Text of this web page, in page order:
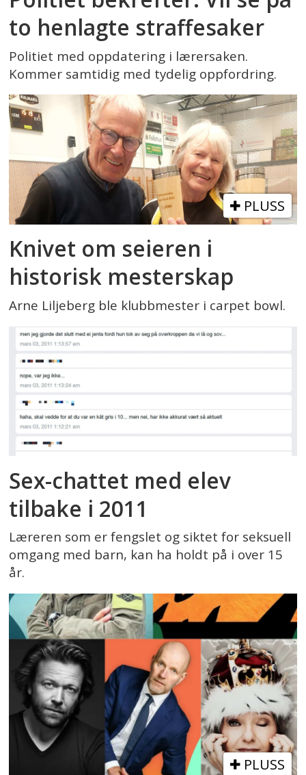
to henlagte straffesaker
Politiet med oppdatering i lærersaken.
Kommer samtidig med tydelig oppfordring.
PLUSS
Knivet om seieren i
historisk mesterskap
Arne Liljeberg ble klubbmester i carpet bowl.
Sex-chattet med elev
tilbake i 2011
Læreren som er fengslet og siktet for seksuell
omgang med barn, kan ha holdt på i over 15
år.
PLUSS